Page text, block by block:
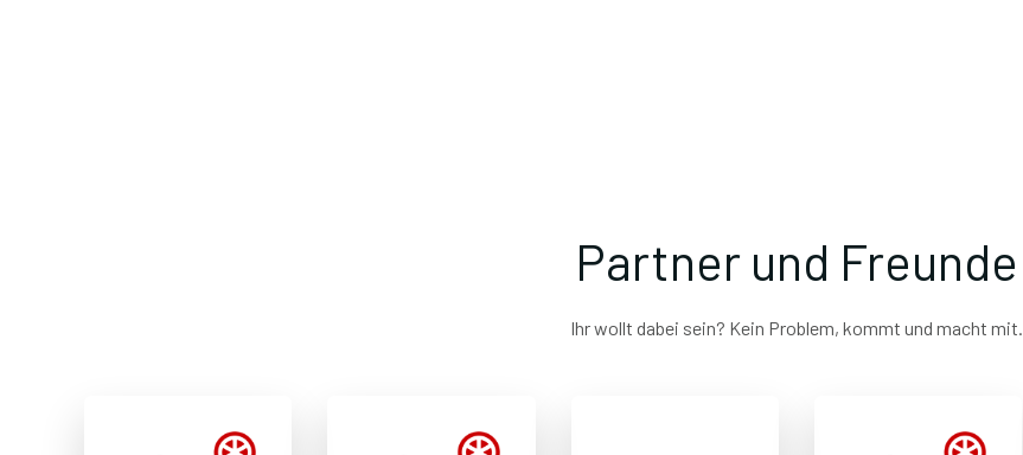
Partner und Freunde
Ihr wollt dabei sein? Kein Problem, kommt und macht mit.